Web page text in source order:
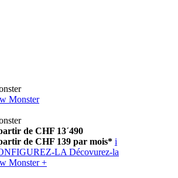
Monster
de CHF 13´490
de CHF 139 par mois* i
LA Décovurez-la
Monster +